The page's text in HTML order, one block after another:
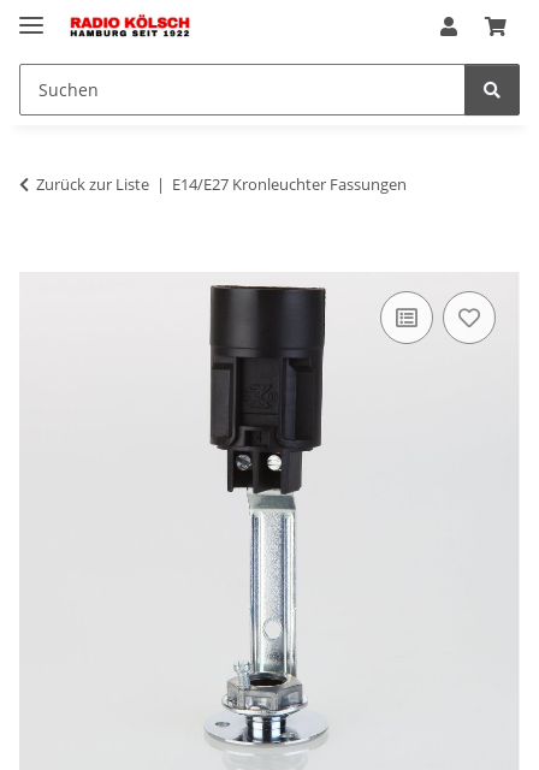
Zurück zur Liste E14/E27 Kronleuchter Fassungen